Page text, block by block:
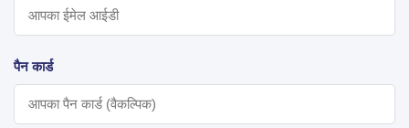
पैन कार्ड